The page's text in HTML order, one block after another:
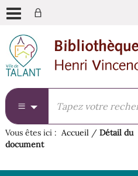
menu
contenu
recherche
Vous êtes ici : Accueil / Détail du
document